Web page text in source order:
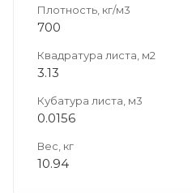
Плотность, кг/м3
700
Квадратура листа, м2
3.13
Кубатура листа, м3
0.0156
Вес, кг
10.94